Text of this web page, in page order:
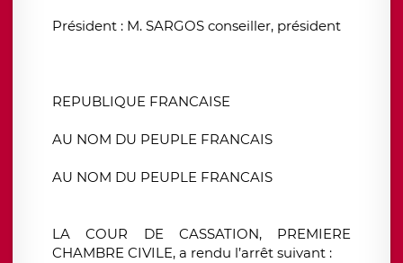
Président : M. SARGOS conseiller, président
REPUBLIQUE FRANCAISE
AU NOM DU PEUPLE FRANCAIS
AU NOM DU PEUPLE FRANCAIS
LA COUR DE CASSATION, PREMIERE
CHAMBRE CIVILE, a rendu l’arrêt suivant :